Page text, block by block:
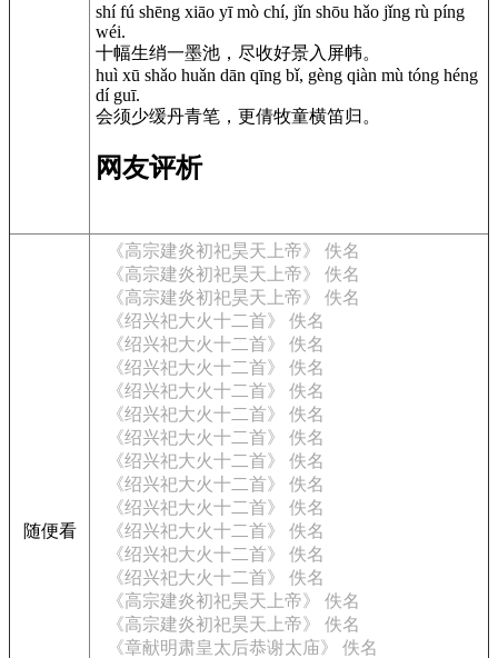
shí fú shēng xiāo yī mò chí, jǐn shōu hǎo jǐng rù píng
wéi.
十幅生绡一墨池，尽收好景入屏帏。
huì xū shǎo huǎn dān qīng bǐ, gèng qiàn mù tóng héng
dí guī.
会须少缓丹青笔，更倩牧童横笛归。
网友评析
随便看
《高宗建炎初祀昊天上帝》 佚名
《高宗建炎初祀昊天上帝》 佚名
《高宗建炎初祀昊天上帝》 佚名
《绍兴祀大火十二首》 佚名
《绍兴祀大火十二首》 佚名
《绍兴祀大火十二首》 佚名
《绍兴祀大火十二首》 佚名
《绍兴祀大火十二首》 佚名
《绍兴祀大火十二首》 佚名
《绍兴祀大火十二首》 佚名
《绍兴祀大火十二首》 佚名
《绍兴祀大火十二首》 佚名
《绍兴祀大火十二首》 佚名
《绍兴祀大火十二首》 佚名
《绍兴祀大火十二首》 佚名
《高宗建炎初祀昊天上帝》 佚名
《高宗建炎初祀昊天上帝》 佚名
《章献明肃皇太后恭谢太庙》 佚名